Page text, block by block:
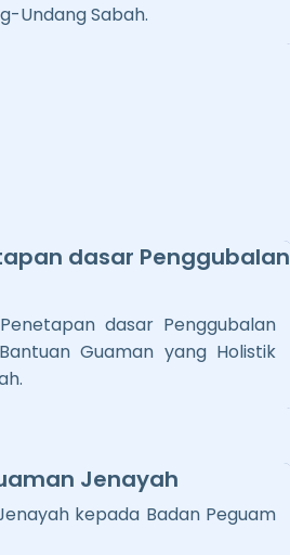
Undang Sabah.
dasar Penggubalan
dasar Penggubalan
Guaman yang Holistik
Jenayah
kepada Badan Peguam